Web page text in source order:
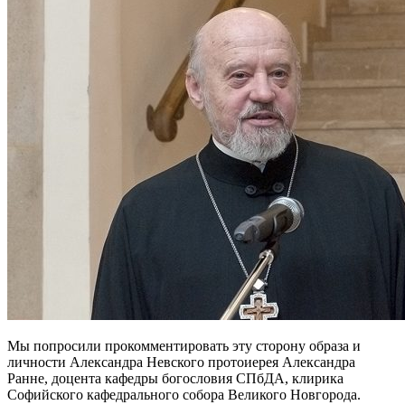
Мы попросили прокомментировать эту сторону образа и
личности Александра Невского протоиерея Александра
Ранне, доцента кафедры богословия СПбДА, клирика
Софийского кафедрального собора Великого Новгорода.